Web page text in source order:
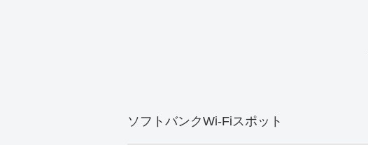
ソフトバンクWi-Fiスポット